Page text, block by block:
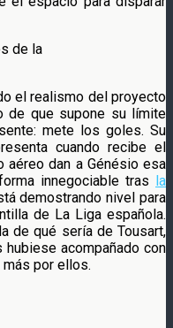
de la
el realismo del proyecto
de que supone su límite
mete los goles. Su
cuando recibe el
aéreo dan a Génésio esa
innegociable tras la
demostrando nivel para
de La Liga española.
de qué sería de Tousart,
acompañado con
por ellos.